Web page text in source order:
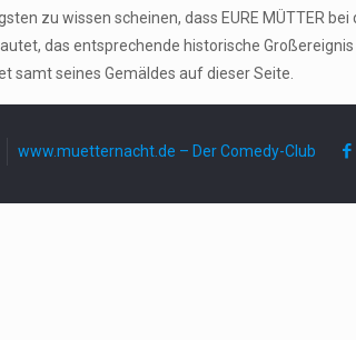
zu wissen scheinen, dass EURE MÜTTER bei
das entsprechende historische
samt seines Gemäldes auf dieser Seite.
www.muetternacht.de – Der Comedy-Club